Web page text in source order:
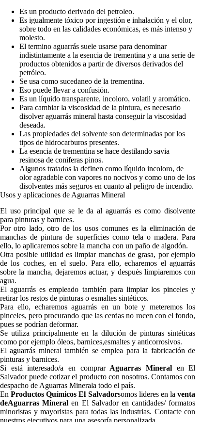
Es un producto derivado del petroleo.
Es igualmente tóxico por ingestión e inhalación y el olor,
sobre todo en las calidades económicas, es más intenso y
molesto.
El termino aguarrás suele usarse para denominar
indistintamente a la esencia de trementina y a una serie de
productos obtenidos a partir de diversos derivados del
petróleo.
Se usa como sucedaneo de la trementina.
Eso puede llevar a confusión.
Es un líquido transparente, incoloro, volatil y aromático.
Para cambiar la viscosidad de la pintura, es necesario
disolver aguarrás mineral hasta conseguir la viscosidad
deseada.
Las propiedades del solvente son determinadas por los
tipos de hidrocarburos presentes.
La esencia de trementina se hace destilando savia
resinosa de coniferas pinos.
Algunos tratados la definen como líquido incoloro, de
olor agradable con vapores no nocivos y como uno de los
disolventes más seguros en cuanto al peligro de incendio.
Usos y aplicaciones de Aguarras Mineral
El uso principal que se le da al aguarrás es como disolvente
para pinturas y barnices.
Por otro lado, otro de los usos comunes es la eliminación de
manchas de pintura de superficies como tela o madera. Para
ello, lo aplicaremos sobre la mancha con un paño de algodón.
Otra posible utilidad es limpiar manchas de grasa, por ejemplo
de los coches, en el suelo. Para ello, echaremos el aguarrás
sobre la mancha, dejaremos actuar, y después limpiaremos con
agua.
El aguarrás es empleado también para limpiar los pinceles y
retirar los restos de pinturas o esmaltes sintéticos.
Para ello, echaremos aguarrás en un bote y meteremos los
pinceles, pero procurando que las cerdas no rocen con el fondo,
pues se podrían deformar.
Se utiliza principalmente en la dilución de pinturas sintéticas
como por ejemplo óleos, barnices,esmaltes y anticorrosivos.
El aguarrás mineral también se emplea para la fabricación de
pinturas y barnices.
Si está interesado/a en comprarAguarras Mineral en El
Salvador puede cotizar el producto con nosotros. Contamos con
despacho de Aguarras Minerala todo el país.
EnProductos Químicos El Salvadorsomos lideres en laventa
deAguarras Mineralen El Salvador en cantidades/ formatos
minoristas y mayoristas para todas las industrias. Contacte con
nuestros ejecutivos para una asesoría personalizada.